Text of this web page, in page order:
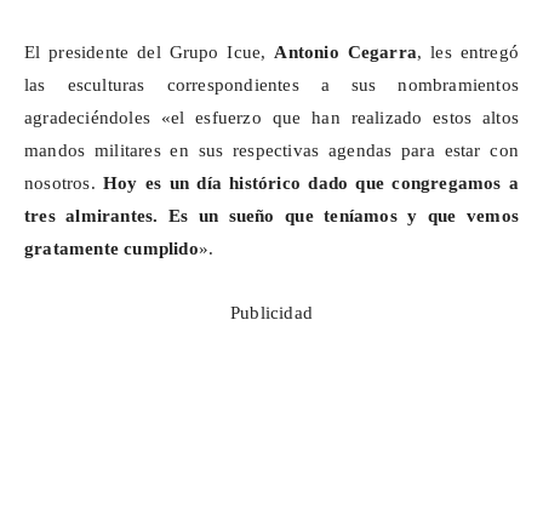
El presidente del GrupoIcue, Antonio Cegarra, les entregó
las esculturas correspondientes a sus nombramientos
agradeciéndoles «el esfuerzo que han realizado estos altos
mandos militares en sus respectivas agendas para estar con
nosotros.Hoy es un día histórico dado que congregamos a
tres almirantes. Es un sueño que teníamos y que vemos
gratamente cumplido».
Publicidad